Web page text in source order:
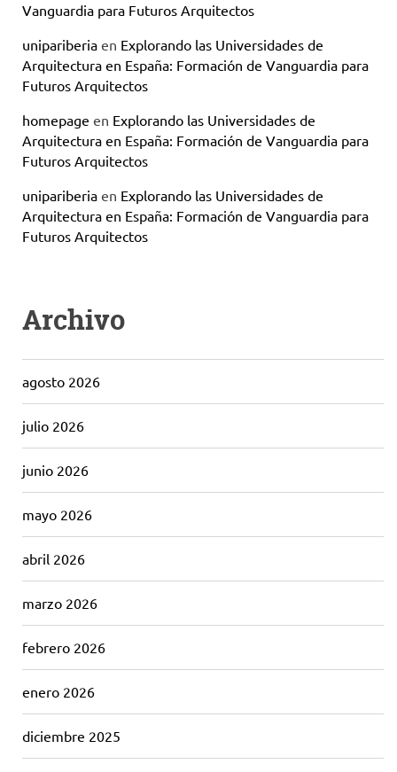
Vanguardia para Futuros Arquitectos
unipariberia en Explorando las Universidades de
Arquitectura en España: Formación de Vanguardia para
Futuros Arquitectos
homepage en Explorando las Universidades de
Arquitectura en España: Formación de Vanguardia para
Futuros Arquitectos
unipariberia en Explorando las Universidades de
Arquitectura en España: Formación de Vanguardia para
Futuros Arquitectos
Archivo
agosto 2026
julio 2026
junio 2026
mayo 2026
abril 2026
marzo 2026
febrero 2026
enero 2026
diciembre 2025